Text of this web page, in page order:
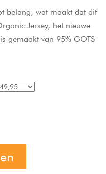
belang, wat maakt dat dit
Jersey, het nieuwe
gemaakt van 95% GOTS-
5% elastaan. In
hoeslaken de perfecte fit.
hoeslaken superzacht en
Droom zacht! Dit
is duurzaam, lekker
op max 60 °C en